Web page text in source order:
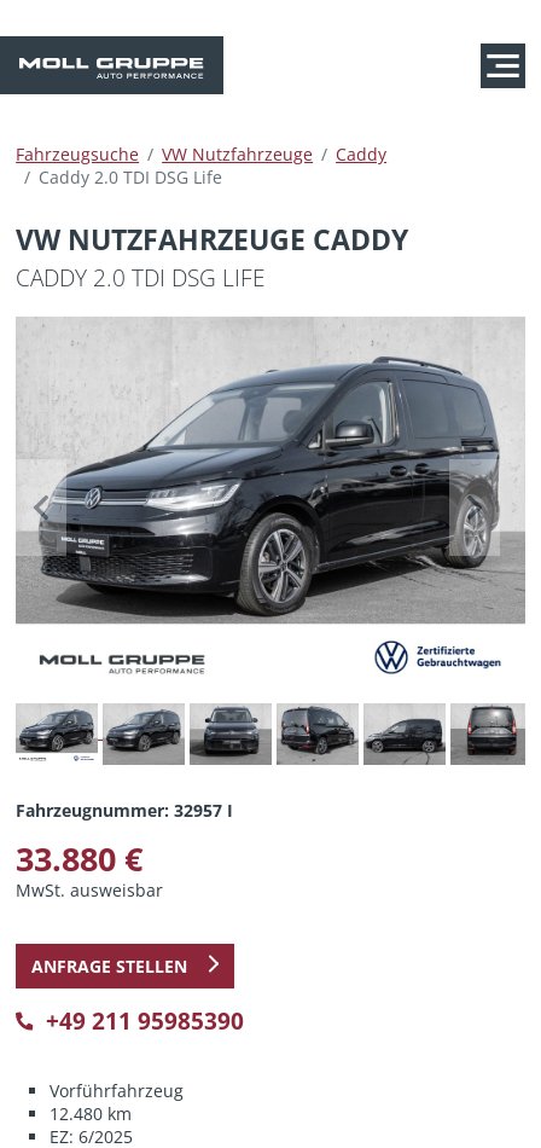
Fahrzeugsuche VW Nutzfahrzeuge
Caddy
Caddy 2.0 TDI DSG Life
VW NUTZFAHRZEUGE CADDY
CADDY 2.0 TDI DSG LIFE
Previous Next
Fahrzeugnummer: 32957 I
33.880 €
MwSt. ausweisbar
ANFRAGE STELLEN
+49 211 95985390
Vorführfahrzeug
12.480 km
EZ: 6/2025